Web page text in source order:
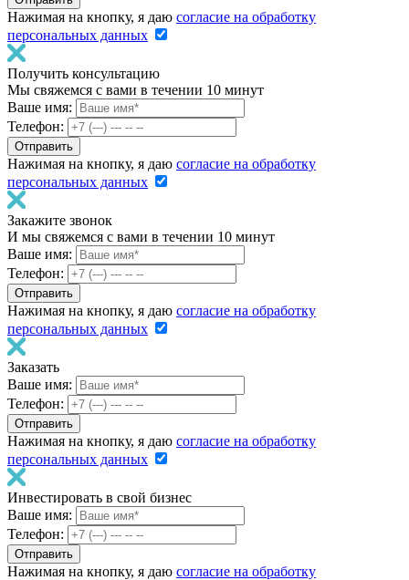
Нажимая на кнопку, я даю согласие на обработку
персональных данных
Получить консультацию
Мы свяжемся с вами в течении 10 минут
Ваше имя:
Телефон:
Нажимая на кнопку, я даю согласие на обработку
персональных данных
Закажите звонок
И мы свяжемся с вами в течении 10 минут
Ваше имя:
Телефон:
Нажимая на кнопку, я даю согласие на обработку
персональных данных
Заказать
Ваше имя:
Телефон:
Нажимая на кнопку, я даю согласие на обработку
персональных данных
Инвестировать в свой бизнес
Ваше имя:
Телефон:
Нажимая на кнопку, я даю согласие на обработку